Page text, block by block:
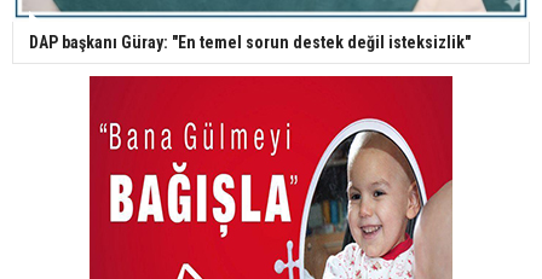
DAP başkanı Güray: "En temel sorun destek değil isteksizlik"